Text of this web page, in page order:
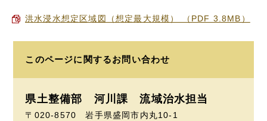
洪水浸水想定区域図（想定最大規模） （PDF 3.8MB）
このページに関するお問い合わせ
県土整備部 河川課 流域治水担当
〒020-8570 岩手県盛岡市内丸10-1